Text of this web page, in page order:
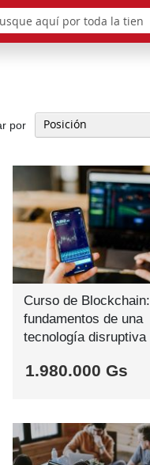
por
Curso de Blockchain:
fundamentos de una
tecnología disruptiva
1.980.000 Gs